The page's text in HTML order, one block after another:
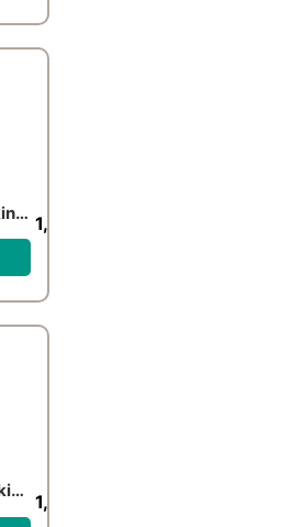
Instant Kaffemaskine, sort 1,499.00
Severin Kaffemaskine med kværn & glaskande, dark inox 1,405.00